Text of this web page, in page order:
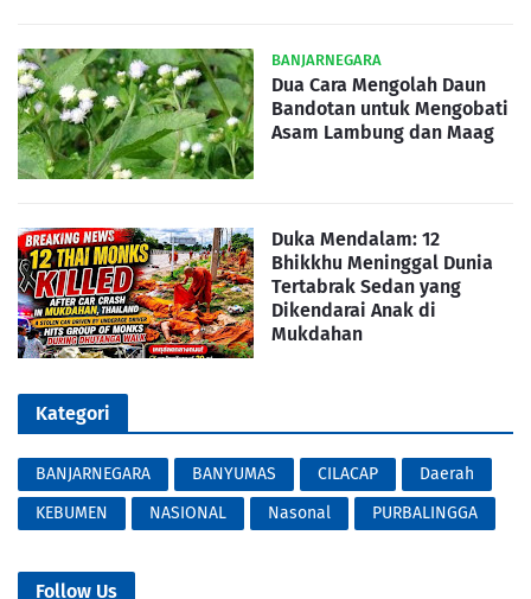
BANJARNEGARA
Dua Cara Mengolah Daun
Bandotan untuk Mengobati
Asam Lambung dan Maag
Duka Mendalam: 12
Bhikkhu Meninggal Dunia
Tertabrak Sedan yang
Dikendarai Anak di
Mukdahan
Kategori
BANJARNEGARA BANYUMAS CILACAP
Daerah
KEBUMEN
NASIONAL Nasonal PURBALINGGA
Follow Us